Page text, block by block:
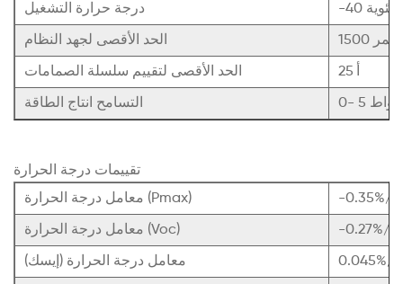
درجة حرارة التشغيل
الحد الأقصى لجهد النظام
الحد الأقصى لتقييم سلسلة الصمامات
التسامح انتاج الطاقة 0- 5 واط
تقييمات درجة الحرارة
معامل درجة الحرارة (Pmax)
معامل درجة الحرارة (Voc)
معامل درجة الحرارة (إيسك)